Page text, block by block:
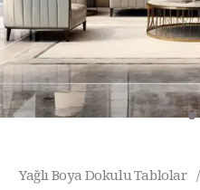
Yağlı Boya Dokulu Tablolar /